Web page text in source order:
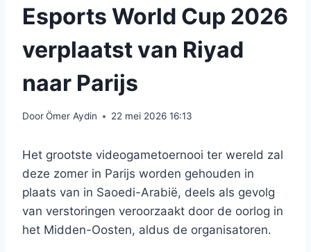
Esports World Cup 2026
verplaatst van Riyad
naar Parijs
DoorÖmer Aydin 22 mei 2026 16:13
Het grootste videogametoernooi ter wereld zal
deze zomer in Parijs worden gehouden in
plaats van in Saoedi-Arabië, deels als gevolg
van verstoringen veroorzaakt door de oorlog in
het Midden-Oosten, aldus de organisatoren.